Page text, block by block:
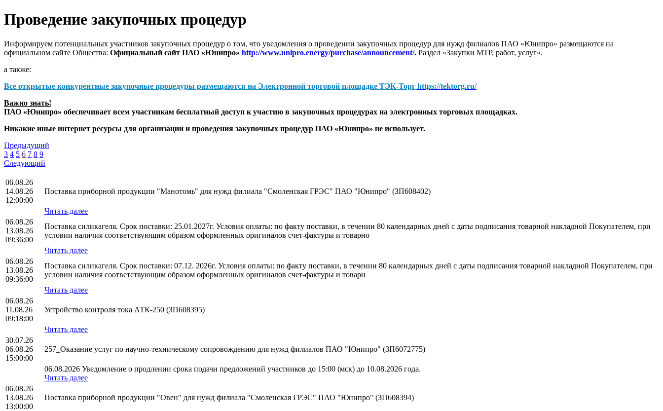
Проведение закупочных процедур
Информируем потенциальных участников закупочных процедур о том, что уведомления о проведении закупочных процедур для нужд филиалов ПАО «Юнипро» размещаются на
официальном сайте Общества: Официальный сайт ПАО «Юнипро» http://www.unipro.energy/purchase/announcement/. Раздел «Закупки МТР, работ, услуг».
а также:
Все открытые конкурентные закупочные процедуры размещаются на Электронной торговой площадке ТЭК-Торг https://tektorg.ru/
Важно знать!
ПАО «Юнипро» обеспечивает всем участникам бесплатный доступ к участию в закупочных процедурах на электронных торговых площадках.
Никакие иные интернет ресурсы для организации и проведения закупочных процедур ПАО «Юнипро» не использует.
Предыдущий
3 4 5 6 7 8 9
Следующий
06.08.26
14.08.26
12:00:00
Поставка приборной продукции "Манотомь" для нужд филиала "Смоленская ГРЭС" ПАО "Юнипро" (ЗП608402)
Читать далее
06.08.26
13.08.26
09:36:00
Поставка силикагеля. Срок поставки: 25.01.2027г. Условия оплаты: по факту поставки, в течении 80 календарных дней с даты подписания товарной накладной Покупателем, при
условии наличия соответствующим образом оформленных оригиналов счет-фактуры и товарно
Читать далее
06.08.26
13.08.26
09:36:00
Поставка силикагеля. Срок поставки: 07.12. 2026г. Условия оплаты: по факту поставки, в течении 80 календарных дней с даты подписания товарной накладной Покупателем, при
условии наличия соответствующим образом оформленных оригиналов счет-фактуры и товарн
Читать далее
06.08.26
11.08.26
09:18:00
Устройство контроля тока АТК-250 (ЗП608395)
Читать далее
30.07.26
06.08.26
15:00:00
257_Оказание услуг по научно-техническому сопровождению для нужд филиалов ПАО "Юнипро" (ЗП6072775)
06.08.2026 Уведомление о продлении срока подачи предложений участников до 15:00 (мск) до 10.08.2026 года.
Читать далее
06.08.26
13.08.26
13:00:00
Поставка приборной продукции "Овен" для нужд филиала "Смоленская ГРЭС" ПАО "Юнипро" (ЗП608394)